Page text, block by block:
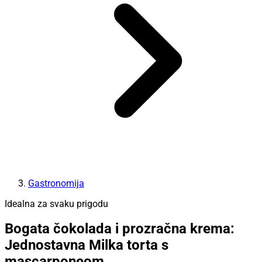
Gastronomija
Idealna za svaku prigodu
Bogata čokolada i prozračna krema:
Jednostavna Milka torta s